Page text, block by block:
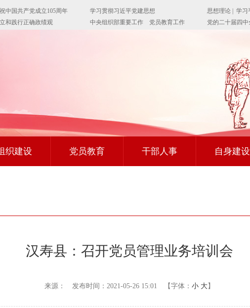
织建设 党员教育 干部人事 自身建设
汉寿县：召开党员管理业务培训会
来源： 发布时间：2021-05-26 15:01 【字体： 小 大 】